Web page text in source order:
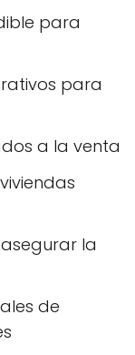
para
para
a la venta
la
de